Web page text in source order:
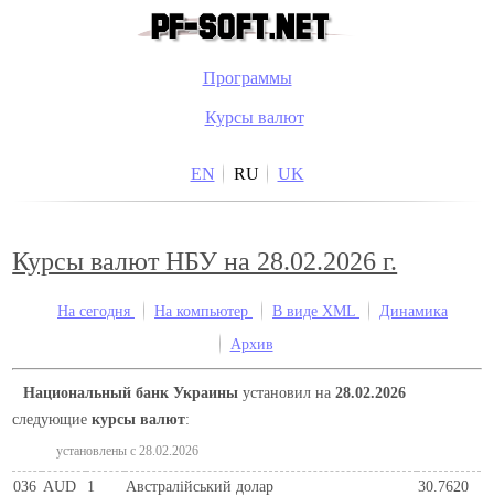
Программы
Курсы валют
EN RU UK
Курсы валют НБУ на 28.02.2026 г.
На сегодня На компьютер В виде XML
Динамика
Архив
Национальный банк Украины установил на28.02.2026
следующиекурсы валют:
установлены c 28.02.2026
036 AUD 1 Австралійський долар
30.7620